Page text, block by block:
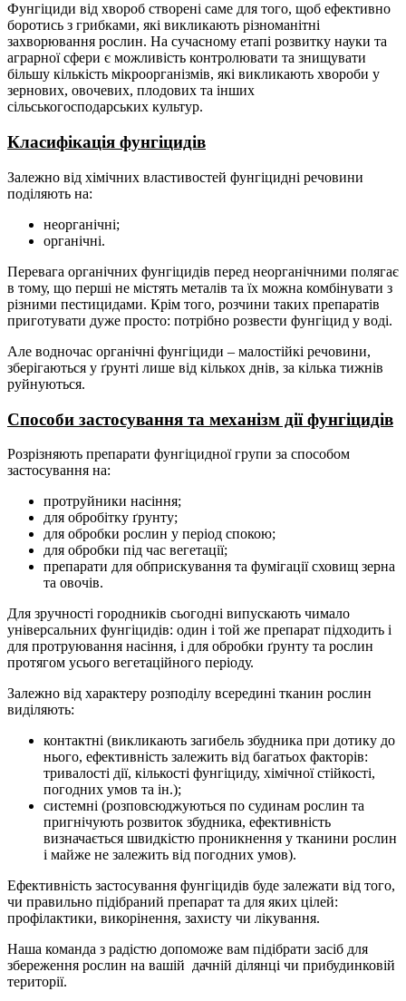
Фунгіциди від хвороб створені саме для того, щоб ефективно
боротись з грибками, які викликають різноманітні
захворювання рослин. На сучасному етапі розвитку науки та
аграрної сфери є можливість контролювати та знищувати
більшу кількість мікроорганізмів, які викликають хвороби у
зернових, овочевих, плодових та інших
сільськогосподарських культур.
Класифікація фунгіцидів
Залежно від хімічних властивостей фунгіцидні речовини
поділяють на:
неорганічні;
органічні.
Перевага органічних фунгіцидів перед неорганічними полягає
в тому, що перші не містять металів та їх можна комбінувати з
різними пестицидами. Крім того, розчини таких препаратів
приготувати дуже просто: потрібно розвести фунгіцид у воді.
Але водночас органічні фунгіциди – малостійкі речовини,
зберігаються у ґрунті лише від кількох днів, за кілька тижнів
руйнуються.
Способи застосування та механізм дії фунгіцидів
Розрізняють препарати фунгіцидної групи за способом
застосування на:
протруйники насіння;
для обробітку ґрунту;
для обробки рослин у період спокою;
для обробки під час вегетації;
препарати для обприскування та фумігації сховищ зерна
та овочів.
Для зручності городників сьогодні випускають чимало
універсальних фунгіцидів: один і той же препарат підходить і
для протруювання насіння, і для обробки ґрунту та рослин
протягом усього вегетаційного періоду.
Залежно від характеру розподілу всередині тканин рослин
виділяють:
контактні (викликають загибель збудника при дотику до
нього, ефективність залежить від багатьох факторів:
тривалості дії, кількості фунгіциду, хімічної стійкості,
погодних умов та ін.);
системні (розповсюджуються по судинам рослин та
пригнічують розвиток збудника, ефективність
визначається швидкістю проникнення у тканини рослин
і майже не залежить від погодних умов).
Ефективність застосування фунгіцидів буде залежати від того,
чи правильно підібраний препарат та для яких цілей:
профілактики, викорінення, захисту чи лікування.
Наша команда з радістю допоможе вам підібрати засіб для
збереження рослин на вашій дачній ділянці чи прибудинковій
території.